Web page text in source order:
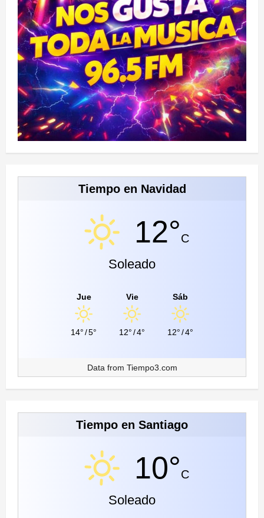
Tiempo en Navidad
12°C
Soleado
Jue
14°/5°
Vie
12°/4°
Sáb
12°/4°
Data from Tiempo3.com
Tiempo en Santiago
10°C
Soleado